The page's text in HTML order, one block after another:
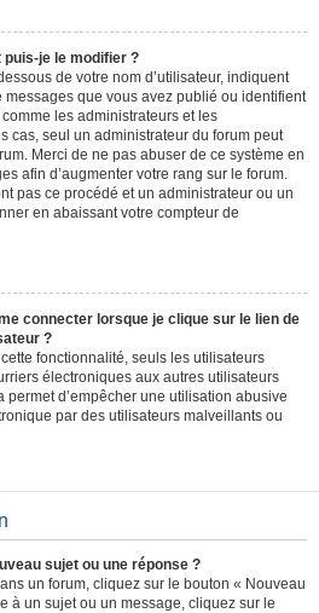
je le modifier ?
de votre nom d’utilisateur, indiquent
que vous avez publié ou identifient
les administrateurs et les
cas, seul un administrateur du forum peut
Merci de ne pas abuser de ce système en
afin d’augmenter votre rang sur le forum.
pas ce procédé et un administrateur ou un
en abaissant votre compteur de
connecter lorsque je clique sur le lien de
?
fonctionnalité, seuls les utilisateurs
électroniques aux autres utilisateurs
d’empêcher une utilisation abusive
par des utilisateurs malveillants ou
sujet ou une réponse ?
un forum, cliquez sur le bouton « Nouveau
à un sujet ou un message, cliquez sur le